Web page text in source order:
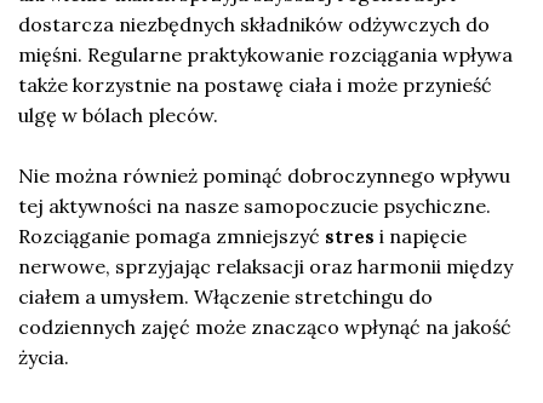
dostarcza niezbędnych składników odżywczych do
mięśni. Regularne praktykowanie rozciągania wpływa
także korzystnie na postawę ciała i może przynieść
ulgę w bólach pleców.
Nie można również pominąć dobroczynnego wpływu
tej aktywności na nasze samopoczucie psychiczne.
Rozciąganie pomaga zmniejszyć stres i napięcie
nerwowe, sprzyjając relaksacji oraz harmonii między
ciałem a umysłem. Włączenie stretchingu do
codziennych zajęć może znacząco wpłynąć na jakość
życia.